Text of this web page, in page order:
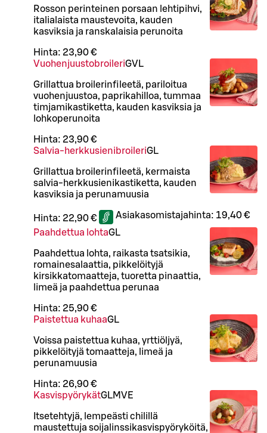
Rosson perinteinen porsaan lehtipihvi,
italialaista maustevoita, kauden
kasviksia ja ranskalaisia perunoita
Hinta: 23,90 €
VuohenjuustobroileriGVL
Grillattua broilerinfileetä, pariloitua
vuohenjuustoa, paprikahilloa, tummaa
timjamikastiketta, kauden kasviksia ja
lohkoperunoita
Hinta: 23,90 €
Salvia-herkkusienibroileriGL
Grillattua broilerinfileetä, kermaista
salvia-herkkusienikastiketta, kauden
kasviksia ja perunamuusia
Hinta: 22,90 € Asiakasomistajahinta: 19,40 €
Paahdettua lohtaGL
Paahdettua lohta, raikasta tsatsikia,
romainesalaattia, pikkelöityjä
kirsikkatomaatteja, tuoretta pinaattia,
limeä ja paahdettua perunaa
Hinta: 25,90 €
Paistettua kuhaaGL
Voissa paistettua kuhaa, yrttiöljyä,
pikkelöityjä tomaatteja, limeä ja
perunamuusia
Hinta: 26,90 €
KasvispyörykätGLMVE
Itsetehtyjä, lempeästi chilillä
maustettuja soijalinssikasvispyöryköitä,